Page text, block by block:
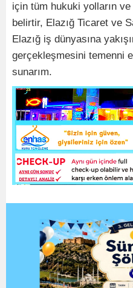
için tüm hukuki yolların ve
belirtir, Elazığ Ticaret ve
Elazığ iş dünyasına
gerçekleşmesini temenni
sunarım.